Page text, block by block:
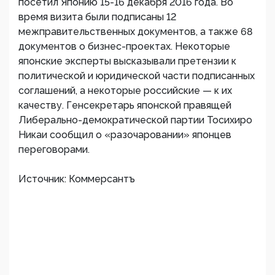
время визита были подписаны 12
межправительственных документов, а также 68
документов о бизнес-проектах. Некоторые
японские эксперты высказывали претензии к
политической и юридической части подписанных
соглашений, а некоторые российские — к их
качеству. Генсекретарь японской правящей
Либерально-демократической партии Тосихиро
Никаи сообщил о «разочаровании» японцев
переговорами.
Источник: Коммерсантъ